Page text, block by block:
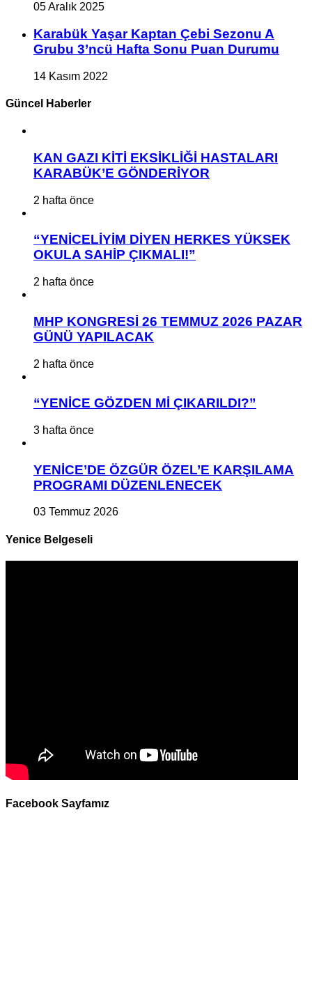
05 Aralık 2025
Karabük Yaşar Kaptan Çebi Sezonu A
Grubu 3’ncü Hafta Sonu Puan Durumu
14 Kasım 2022
Güncel Haberler
KAN GAZI KİTİ EKSİKLİĞİ HASTALARI
KARABÜK’E GÖNDERİYOR
2 hafta önce
“YENİCELİYİM DİYEN HERKES YÜKSEK
OKULA SAHİP ÇIKMALI!”
2 hafta önce
MHP KONGRESİ 26 TEMMUZ 2026 PAZAR
GÜNÜ YAPILACAK
2 hafta önce
“YENİCE GÖZDEN Mİ ÇIKARILDI?”
3 hafta önce
YENİCE’DE ÖZGÜR ÖZEL’E KARŞILAMA
PROGRAMI DÜZENLENECEK
03 Temmuz 2026
Yenice Belgeseli
Facebook Sayfamız